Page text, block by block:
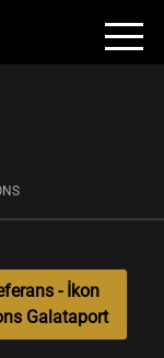
- İkon
Galataport